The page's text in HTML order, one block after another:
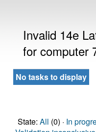
Invalid 14e
for computer
No tasks to display
State: All (0) · In